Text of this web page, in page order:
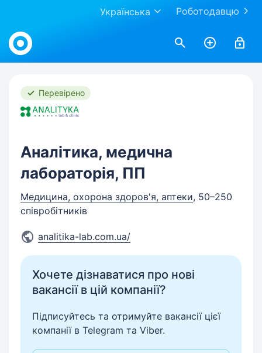
Роботодавцю
Українська
Work.ua
Перевірено
Аналітика, медична
лабораторія, ПП
Медицина, охорона здоров'я, аптеки, 50–250
співробітників
analitika-lab.com.ua/
Хочете дізнаватися про нові
вакансії в цій компанії?
Підписуйтесь та отримуйте вакансії цієї
компанії в Telegram та Viber.